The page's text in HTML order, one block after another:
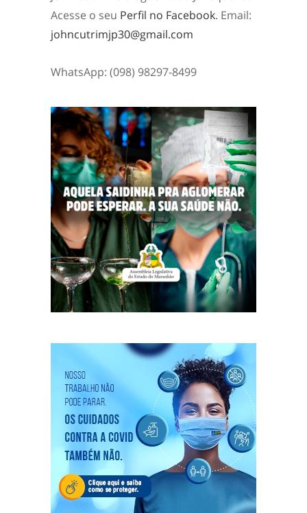
Acesse o seu Perfil no Facebook. Email:
johncutrimjp30@gmail.com
WhatsApp: (098) 98297-8499